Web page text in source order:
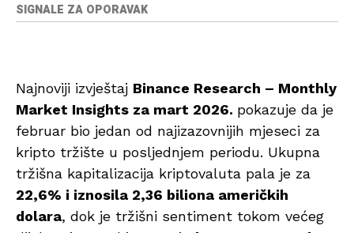
SIGNALE ZA OPORAVAK
Najnoviji izvještaj Binance Research – Monthly
Market Insights za mart 2026. pokazuje da je
februar bio jedan od najizazovnijih mjeseci za
kripto tržište u posljednjem periodu. Ukupna
tržišna kapitalizacija kriptovaluta pala je za
22,6% i iznosila 2,36 biliona američkih
dolara, dok je tržišni sentiment tokom većeg